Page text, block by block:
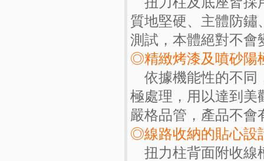
質地堅硬、主體防鏽
測試，本體絕對不會
◎精緻烤漆及噴砂陽
依據機能性的不同
極處理，用以達到美
嚴格品管，產品不會
◎線路收納的貼心設
扭力柱背面附收線